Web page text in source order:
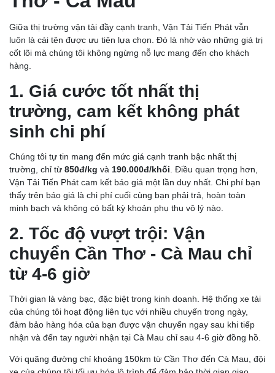
Giữa thị trường vận tải đầy cạnh tranh, Vận Tải Tiến Phát vẫn
luôn là cái tên được ưu tiên lựa chọn. Đó là nhờ vào những giá trị
cốt lõi mà chúng tôi không ngừng nỗ lực mang đến cho khách
hàng.
1. Giá cước tốt nhất thị
trường, cam kết không phát
sinh chi phí
Chúng tôi tự tin mang đến mức giá cạnh tranh bậc nhất thị
trường, chỉ từ 850đ/kg và 190.000đ/khối . Điều quan trọng hơn,
Vận Tải Tiến Phát cam kết báo giá một lần duy nhất. Chi phí bạn
thấy trên báo giá là chi phí cuối cùng bạn phải trả, hoàn toàn
minh bạch và không có bất kỳ khoản phụ thu vô lý nào.
2. Tốc độ vượt trội: Vận
chuyển Cần Thơ - Cà Mau chỉ
từ 4-6 giờ
Thời gian là vàng bạc, đặc biệt trong kinh doanh. Hệ thống xe tải
của chúng tôi hoạt động liên tục với nhiều chuyến trong ngày,
đảm bảo hàng hóa của bạn được vận chuyển ngay sau khi tiếp
nhận và đến tay người nhận tại Cà Mau chỉ sau 4-6 giờ đồng hồ.
Với quãng đường chỉ khoảng 150km từ Cần Thơ đến Cà Mau, đội